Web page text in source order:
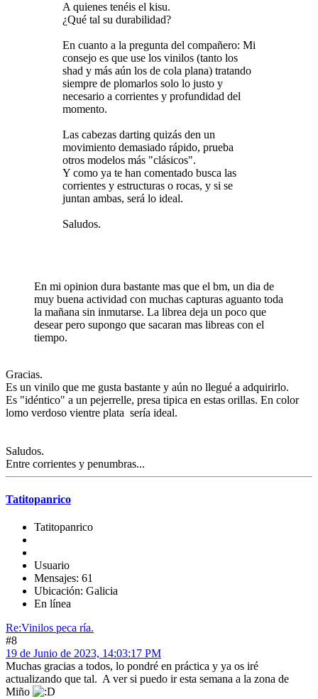
A quienes tenéis el kisu.
¿Qué tal su durabilidad?
En cuanto a la pregunta del compañero: Mi
consejo es que use los vinilos (tanto los
shad y más aún los de cola plana) tratando
siempre de plomarlos solo lo justo y
necesario a corrientes y profundidad del
momento.
Las cabezas darting quizás den un
movimiento demasiado rápido, prueba
otros modelos más "clásicos".
Y como ya te han comentado busca las
corrientes y estructuras o rocas, y si se
juntan ambas, será lo ideal.
Saludos.
En mi opinion dura bastante mas que el bm, un dia de
muy buena actividad con muchas capturas aguanto toda
la mañana sin inmutarse. La librea deja un poco que
desear pero supongo que sacaran mas libreas con el
tiempo.
Gracias.
Es un vinilo que me gusta bastante y aún no llegué a adquirirlo.
Es "idéntico" a un pejerrelle, presa tipica en estas orillas. En color
lomo verdoso vientre plata sería ideal.
Saludos.
Entre corrientes y penumbras...
Tatitopanrico
Tatitopanrico
Usuario
Mensajes: 61
Ubicación: Galicia
En línea
Re:Vinilos peca ría.
#8
19 de Junio de 2023, 14:03:17 PM
Muchas gracias a todos, lo pondré en práctica y ya os iré
actualizando que tal. A ver si puedo ir esta semana a la zona de
Miño